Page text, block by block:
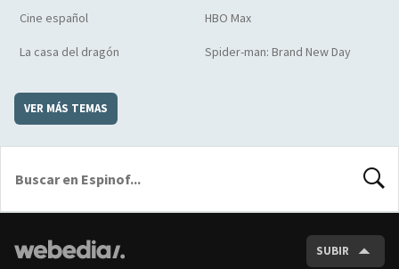
Cine español HBO Max
La casa del dragón Spider-man: Brand New Day
VER MÁS TEMAS
SUBIR